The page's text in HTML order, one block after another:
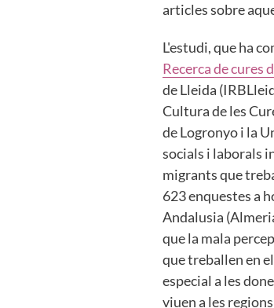
articles sobre
L'estudi, que ha
Recerca de cures
de Lleida
Cultura de les
de Logronyo i la
socials i laborals
migrants que
623 enquestes a
Andalusia
que la mala
que treballen en
especial a les
viuen a les